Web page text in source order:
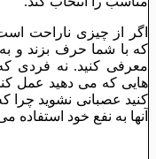
اگر از چیزی ناراحت
که با شما حرف بزند و
معرفی کنید. نه فردی
هایی که می دهید عمل
کنید عصبانی نشوید چرا
آنها به نفع خود استفاده